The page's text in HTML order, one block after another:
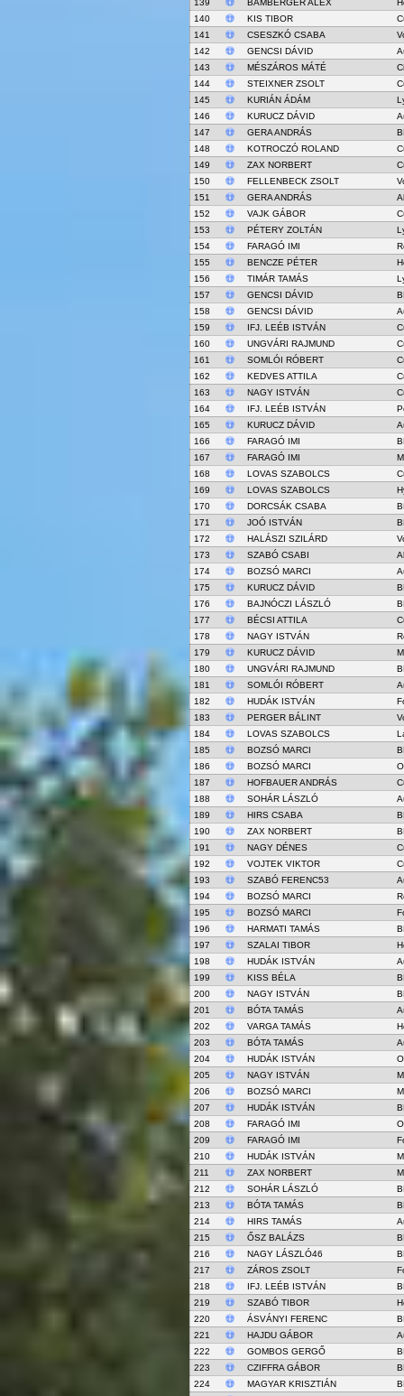
139 BAMBERGER ALEX
140
KIS TIBOR
141
CSESZKÓ CSABA
142
GENCSI DÁVID
143
MÉSZÁROS MÁTÉ
144
STEIXNER ZSOLT
145
KURIÁN ÁDÁM
146
KURUCZ DÁVID
147
GERA ANDRÁS
148
KOTROCZÓ ROLAND
149
ZAX NORBERT
150
FELLENBECK ZSOLT
151
GERA ANDRÁS
152
VAJK GÁBOR
153
PÉTERY ZOLTÁN
154
FARAGÓ IMI
155
BENCZE PÉTER
156
TIMÁR TAMÁS
157
GENCSI DÁVID
158
GENCSI DÁVID
159
IFJ. LEÉB ISTVÁN
160
UNGVÁRI RAJMUND
161
SOMLÓI RÓBERT
162
KEDVES ATTILA
163
NAGY ISTVÁN
164
IFJ. LEÉB ISTVÁN
165
KURUCZ DÁVID
166
FARAGÓ IMI
167
FARAGÓ IMI
168
LOVAS SZABOLCS
169
LOVAS SZABOLCS
170
DORCSÁK CSABA
171
JOÓ ISTVÁN
172
HALÁSZI SZILÁRD
173
SZABÓ CSABI
174
BOZSÓ MARCI
175
KURUCZ DÁVID
176
BAJNÓCZI LÁSZLÓ
177
BÉCSI ATTILA
178
NAGY ISTVÁN
179
KURUCZ DÁVID
180
UNGVÁRI RAJMUND
181
SOMLÓI RÓBERT
182
HUDÁK ISTVÁN
183
PERGER BÁLINT
184
LOVAS SZABOLCS
185
BOZSÓ MARCI
186
BOZSÓ MARCI
187
HOFBAUER ANDRÁS
188
SOHÁR LÁSZLÓ
189
HIRS CSABA
190
ZAX NORBERT
191
NAGY DÉNES
192
VOJTEK VIKTOR
193
SZABÓ FERENC53
194
BOZSÓ MARCI
195
BOZSÓ MARCI
196
HARMATI TAMÁS
197
SZALAI TIBOR
198
HUDÁK ISTVÁN
199
KISS BÉLA
200
NAGY ISTVÁN
201
BÓTA TAMÁS
202
VARGA TAMÁS
203
BÓTA TAMÁS
204
HUDÁK ISTVÁN
205
NAGY ISTVÁN
206
BOZSÓ MARCI
207
HUDÁK ISTVÁN
208
FARAGÓ IMI
209
FARAGÓ IMI
210
HUDÁK ISTVÁN
211
ZAX NORBERT
212
SOHÁR LÁSZLÓ
213
BÓTA TAMÁS
214
HIRS TAMÁS
215
ŐSZ BALÁZS
216
NAGY LÁSZLÓ46
217
ZÁROS ZSOLT
218
IFJ. LEÉB ISTVÁN
219
SZABÓ TIBOR
220
ÁSVÁNYI FERENC
221
HAJDU GÁBOR
222
GOMBOS GERGŐ
223
CZIFFRA GÁBOR
224
MAGYAR KRISZTIÁN